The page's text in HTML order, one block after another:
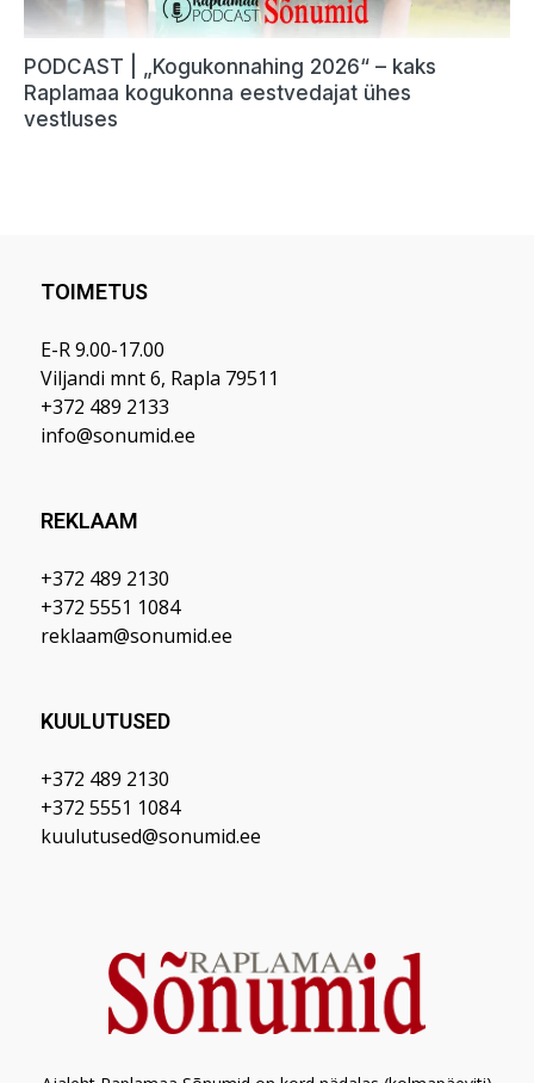
TOIMETUS
E-R 9.00-17.00
Viljandi mnt 6, Rapla 79511
+372 489 2133
info@sonumid.ee
REKLAAM
+372 489 2130
+372 5551 1084
reklaam@sonumid.ee
KUULUTUSED
+372 489 2130
+372 5551 1084
kuulutused@sonumid.ee